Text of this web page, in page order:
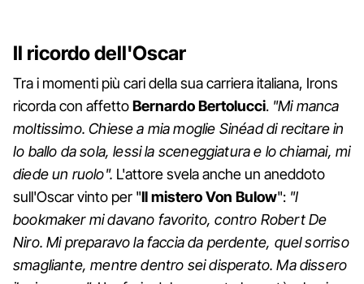
Il ricordo dell'Oscar
Tra i momenti più cari della sua carriera italiana, Irons
ricorda con affettoBernardoBertolucci. "Mi manca
moltissimo. Chiese a mia moglie Sinéad di recitare in
Io ballo da sola, lessi la sceneggiatura e lo chiamai, mi
diede un ruolo". L'attore svela anche un aneddoto
sull'Oscar vinto per "Il mistero Von Bulow": "I
bookmaker mi davano favorito, contro Robert De
Niro. Mi preparavo la faccia da perdente, quel sorriso
smagliante, mentre dentro sei disperato. Ma dissero